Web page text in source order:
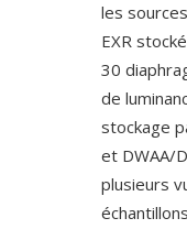
les
EXR
30
de
stockage
et DWAA/
plusieurs